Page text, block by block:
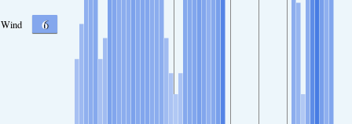
Wind 6